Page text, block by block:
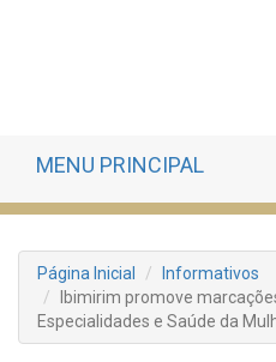
MENU PRINCIPAL
Página Inicial
Informativos
Ibimirim promove
Especialidades e Saúde da